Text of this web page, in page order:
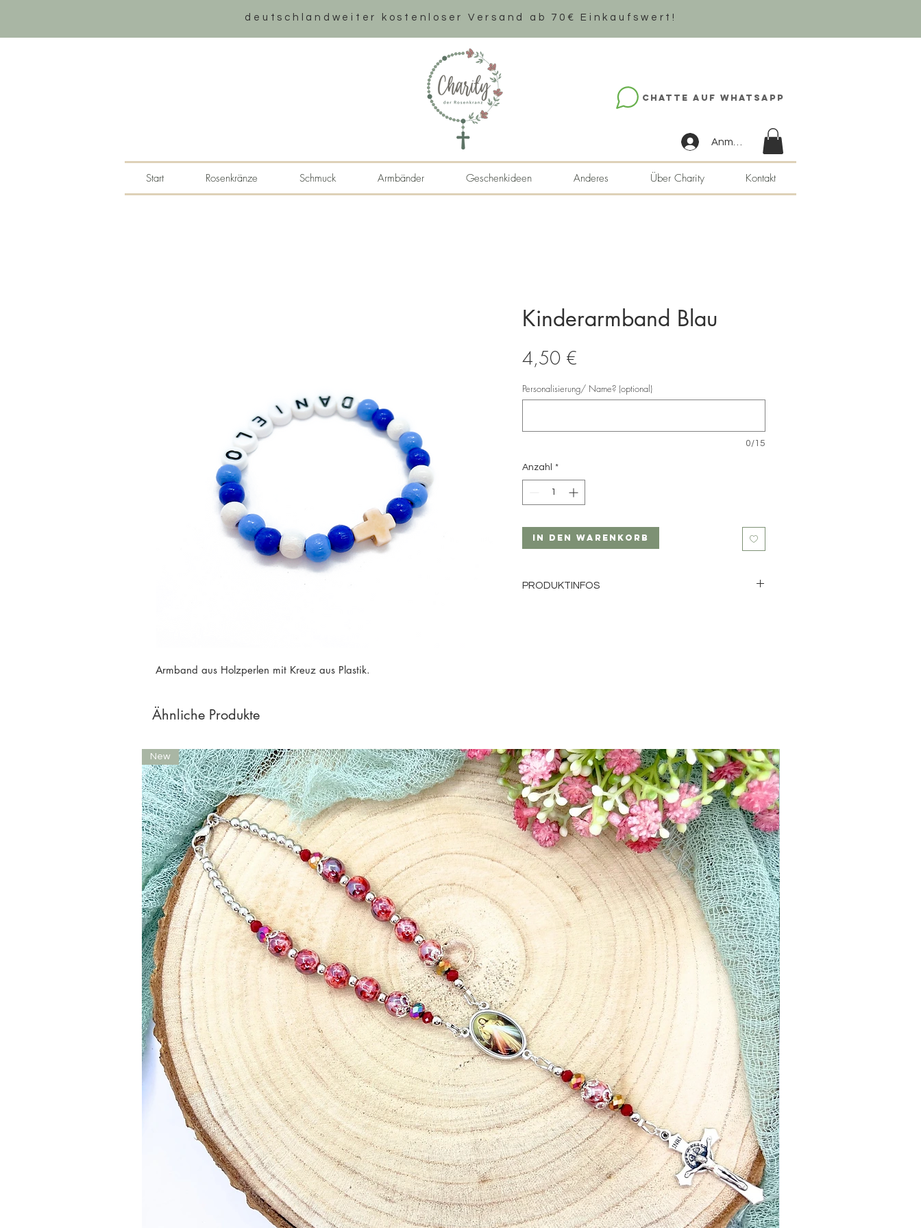
deutschlandweiter k ostenloser Versand ab 70€ Einkaufswert!
Chatte auf WhatsApp
Anmelden
Start Rosenkränze Schmuck Armbänder Geschenkideen Anderes Über Charity Kontakt
Armband aus Holzperlen mit Kreuz aus Plastik.
Kinderarmband Blau
4,50 €
Personalisierung/ Name? (optional)
0/15
Anzahl *
In den Warenkorb
PRODUKTINFOS
Ähnliche Produkte
New